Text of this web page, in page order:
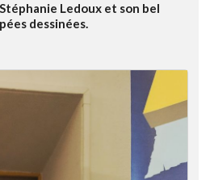
Ledoux et son bel
dessinées.